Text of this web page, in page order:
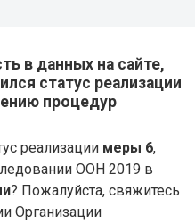
в данных на сайте,
статус реализации
процедур
реализации меры 6,
ООН 2019 в
? Пожалуйста, свяжитесь
Организации